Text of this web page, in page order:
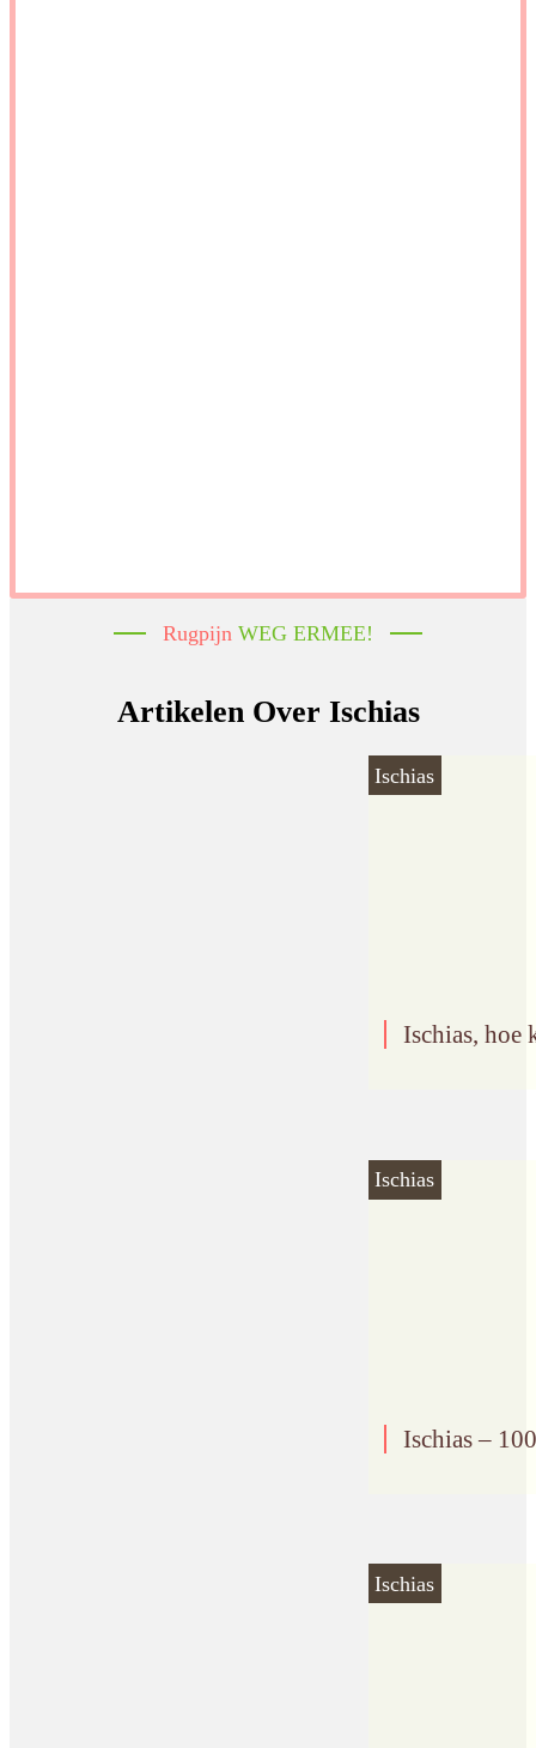
Rugpijn WEG ERMEE!
Artikelen Over Ischias
Ischias
Ischias,
Ischias
Ischias –
Ischias